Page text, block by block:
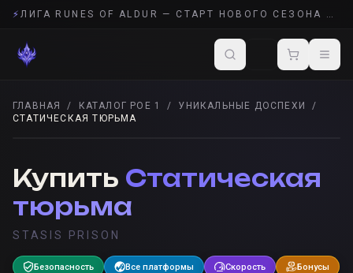
⚡ ЛИГА RUNES OF ALDUR — СТАРТ НОВОГО СЕЗОНА POE 2
ГЛАВНАЯ / КАТАЛОГ POE 1 / УНИКАЛЬНЫЕ ДОСПЕХИ
/
СТАТИЧЕСКАЯ ТЮРЬМА
Купить Статическая
тюрьма
STASIS PRISON
Безопасность Все платформы Скорость Бонусы